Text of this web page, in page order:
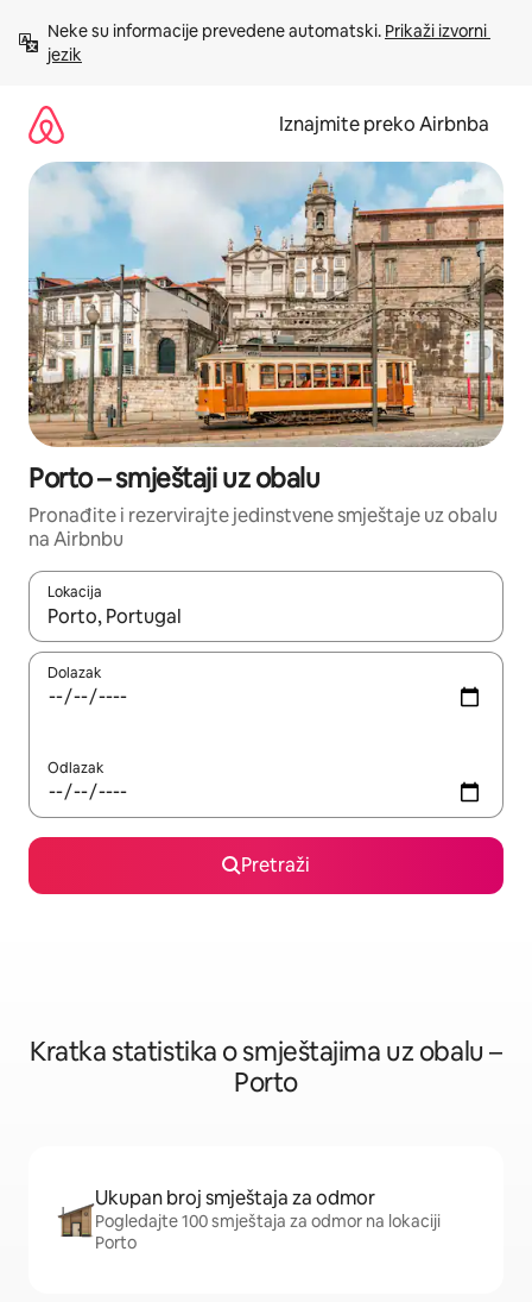
sadržaj
Neke su informacije prevedene automatski. Prikaži izvorni
jezik
Iznajmite preko Airbnba
Porto – smještaji uz obalu
Pronađite i rezervirajte jedinstvene smještaje uz obalu
na Airbnbu
Lokacija
Kada budu dostupni rezultati, moći ćete ih pregledati
Dolazak
Odlazak
Pretraži
Kratka statistika o smještajima uz obalu –
Porto
Ukupan broj smještaja za odmor
Pogledajte 100 smještaja za odmor na lokaciji
Porto